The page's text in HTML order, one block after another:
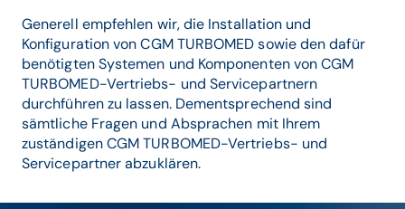
Generell empfehlen wir, die Installation und
Konfiguration von CGM TURBOMED sowie den dafür
benötigten Systemen und Komponenten von CGM
TURBOMED-Vertriebs- und Servicepartnern
durchführen zu lassen. Dementsprechend sind
sämtliche Fragen und Absprachen mit Ihrem
zuständigen CGM TURBOMED-Vertriebs- und
Servicepartner abzuklären.